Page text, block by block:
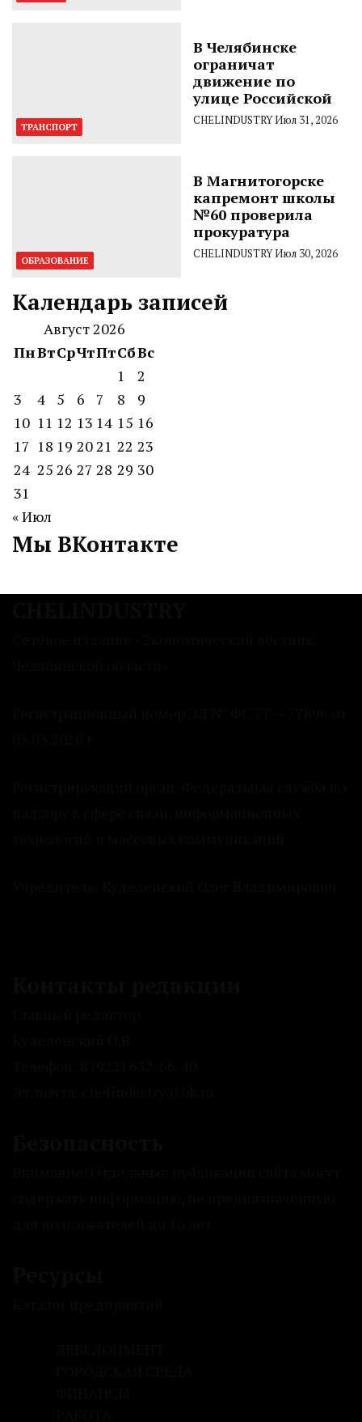
ТРАНСПОРТ
В Челябинске
ограничат
движение по
улице Российской
CHELINDUSTRYИюл 31, 2026
ОБРАЗОВАНИЕ
В Магнитогорске
капремонт школы
№60 проверила
прокуратура
CHELINDUSTRYИюл 30, 2026
Календарь записей
Август 2026
ПнВтСрЧтПтСбВс
1
2
3
4 5 6 7 8
9
10 11 12 13 14 15 16
17 18 19 2021 22 23
24 25 26 27 28 29 30
31
« Июл
Мы ВКонтакте